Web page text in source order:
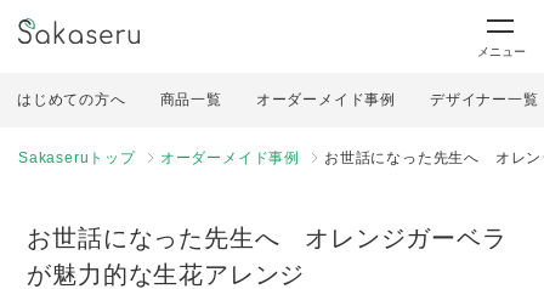
メニュー
はじめての方へ 商品一覧 オーダーメイド事例 デザイナー一覧
Sakaseruトップ オーダーメイド事例 お世話になった先生へ オレン
お世話になった先生へ オレンジガーベラ
が魅力的な生花アレンジ